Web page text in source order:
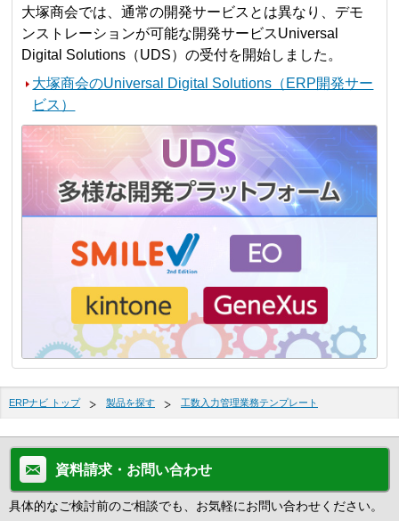
大塚商会では、通常の開発サービスとは異なり、デモ
ンストレーションが可能な開発サービスUniversal
Digital Solutions（UDS）の受付を開始しました。
大塚商会のUniversal Digital Solutions（ERP開発サー
ビス）
ERPナビ トップ 製品を探す 工数入力管理業務テンプレート
資料請求・お問い合わせ
具体的なご検討前のご相談でも、お気軽にお問い合わせください。